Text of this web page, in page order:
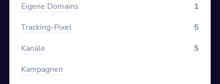
Eigene Domains
1
Tracking-Pixel
5
Kanäle
5
Kampagnen